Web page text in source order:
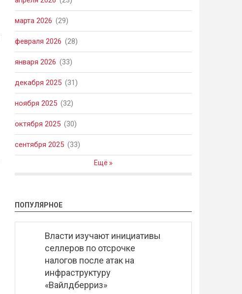
марта 2026 (29)
февраля 2026 (28)
января 2026 (33)
декабря 2025 (31)
ноября 2025 (32)
октября 2025 (30)
сентября 2025 (33)
Ещё
ПОПУЛЯРНОЕ
Власти изучают инициативы
селлеров по отсрочке
налогов после атак на
инфраструктуру
«Вайлдберриз»